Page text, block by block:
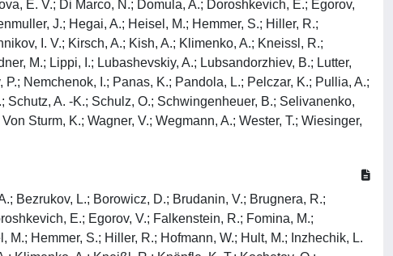
E. V.; Di Marco, N.; Domula, A.; Doroshkevich, E.; Egorov,
J.; Hegai, A.; Heisel, M.; Hemmer, S.; Hiller, R.;
I. V.; Kirsch, A.; Kish, A.; Klimenko, A.; Kneissl, R.;
M.; Lippi, I.; Lubashevskiy, A.; Lubsandorzhiev, B.; Lutter,
Nemchenok, I.; Panas, K.; Pandola, L.; Pelczar, K.; Pullia, A.;
A. -K.; Schulz, O.; Schwingenheuer, B.; Selivanenko,
Sturm, K.; Wagner, V.; Wegmann, A.; Wester, T.; Wiesinger,
Bezrukov, L.; Borowicz, D.; Brudanin, V.; Brugnera, R.;
E.; Egorov, V.; Falkenstein, R.; Fomina, M.;
Hemmer, S.; Hiller, R.; Hofmann, W.; Hult, M.; Inzhechik, L.